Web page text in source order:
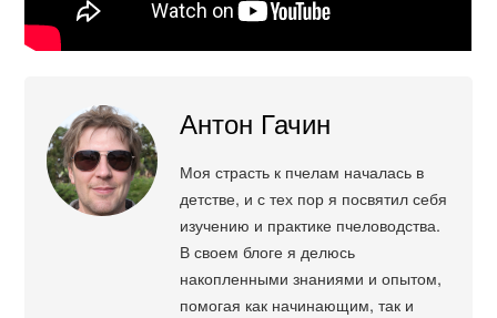
Антон Гачин
Моя страсть к пчелам началась в
детстве, и с тех пор я посвятил себя
изучению и практике пчеловодства.
В своем блоге я делюсь
накопленными знаниями и опытом,
помогая как начинающим, так и